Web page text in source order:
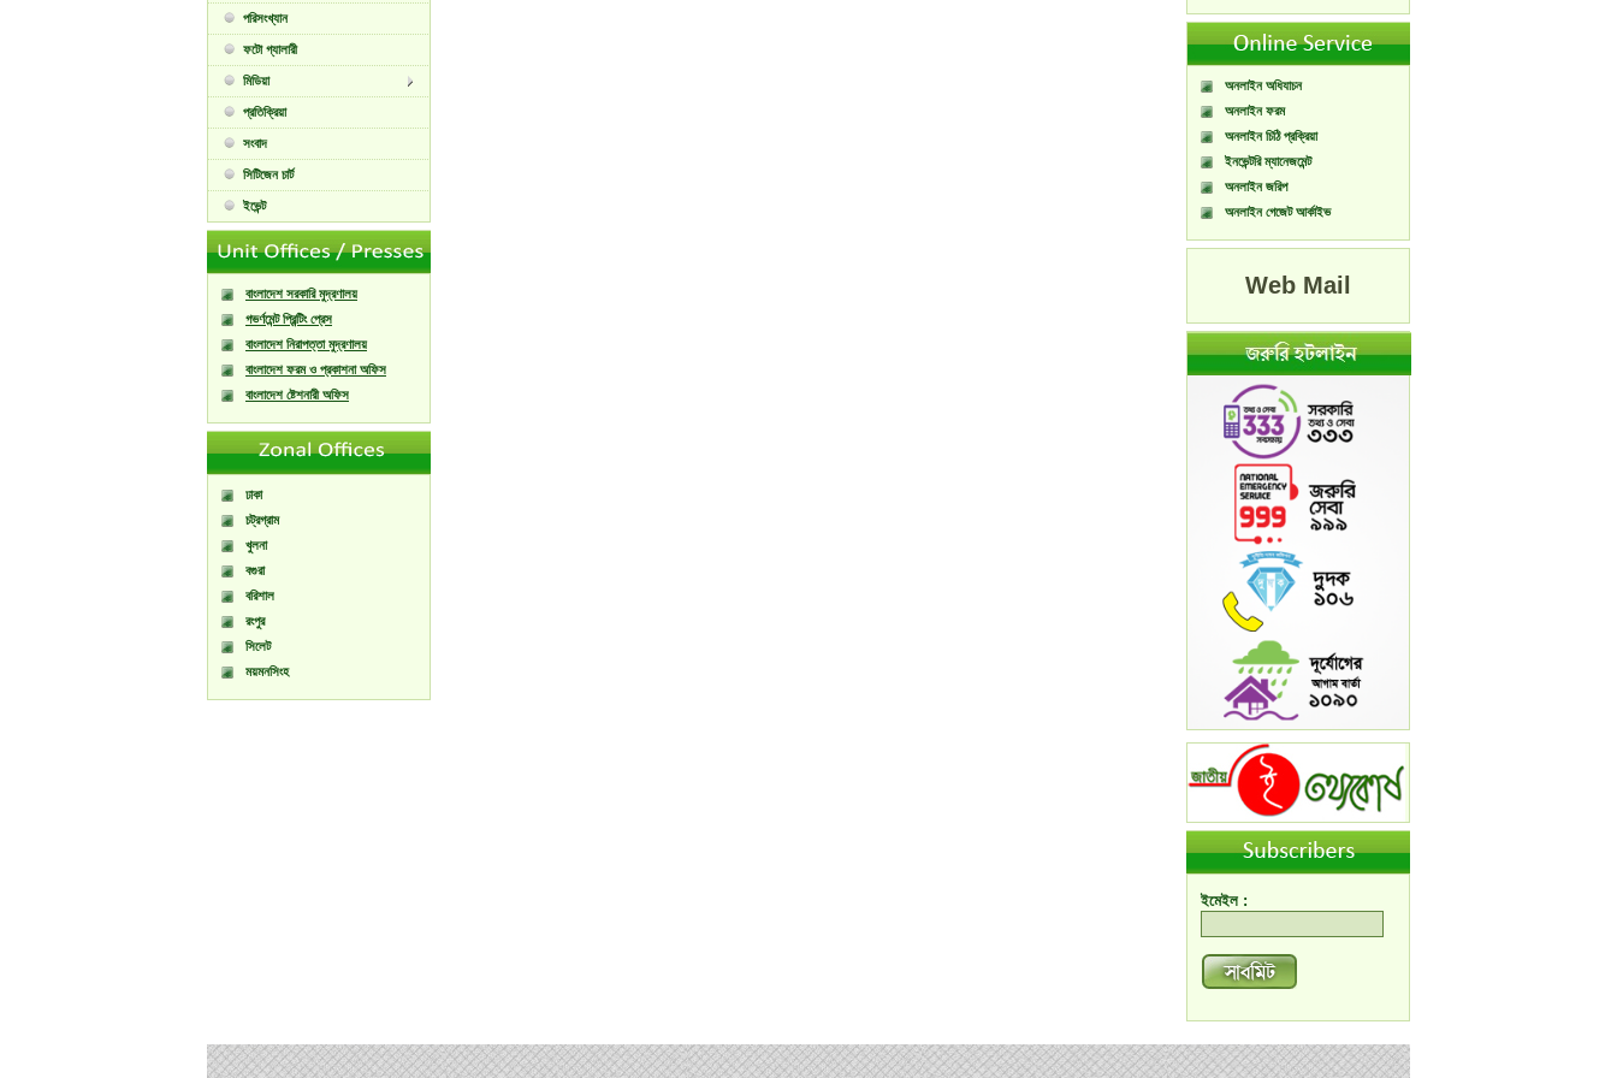
পরিসংখ্যান
ফটো গ্যালারী
মিডিয়া
প্রতিক্রিয়া
সংবাদ
সিটিজেন চার্ট
ইভেন্ট
বাংলাদেশ সরকারি মুদ্রণালয়
গভর্ণমেন্ট প্রিন্টিং প্রেস
বাংলাদেশ নিরাপত্তা মুদ্রণালয়
বাংলাদেশ ফরম ও প্রকাশনা অফিস
বাংলাদেশ ষ্টেশনারী অফিস
ঢাকা
চট্রগ্রাম
খুলনা
বগুরা
বরিশাল
রংপুর
সিলেট
ময়মনসিংহ
অনলাইন অধিযাচন
অনলাইন ফরম
অনলাইন চিঠি প্রক্রিয়া
ইনভেন্টরি ম্যানেজমেন্ট
অনলাইন জরিপ
অনলাইন গেজেট আর্কাইভ
Web Mail
ইমেইল :